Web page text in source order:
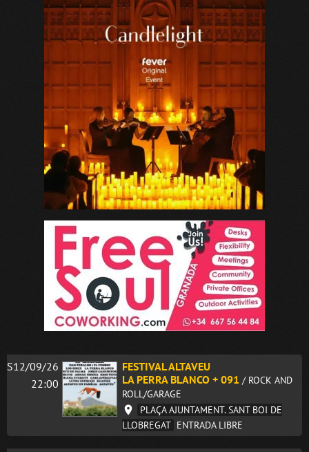
S12/09/26
22:00
FESTIVAL ALTAVEU
LA PERRA BLANCO + 091 / ROCK AND
ROLL/GARAGE
PLAÇA AJUNTAMENT. SANT BOI DE
LLOBREGAT ENTRADA LIBRE